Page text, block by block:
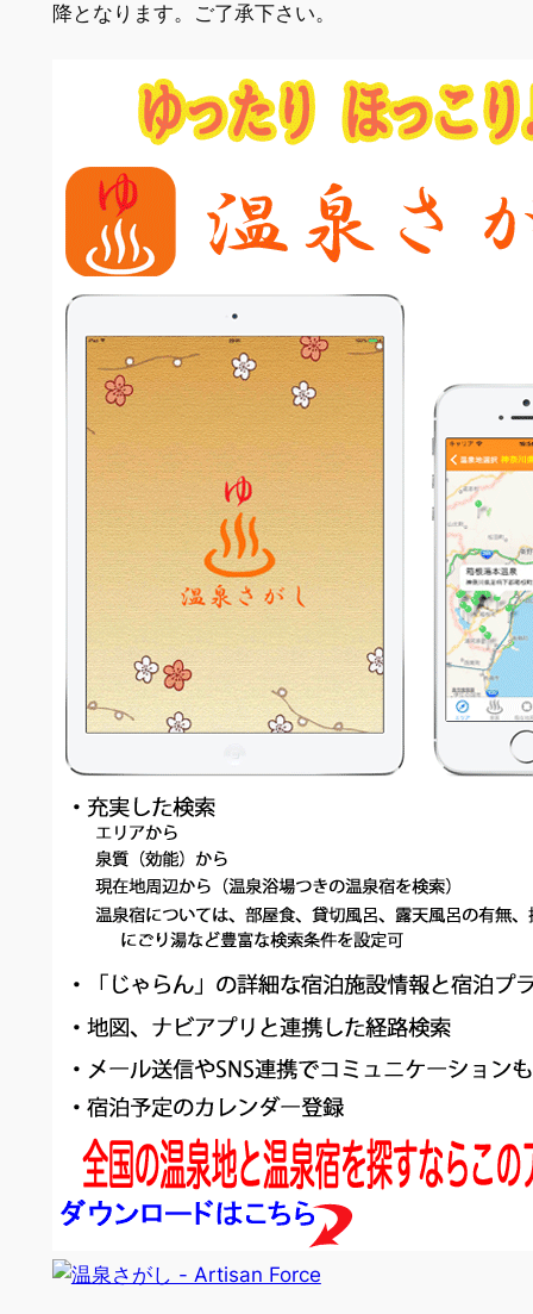
降となります。ご了承下さい。